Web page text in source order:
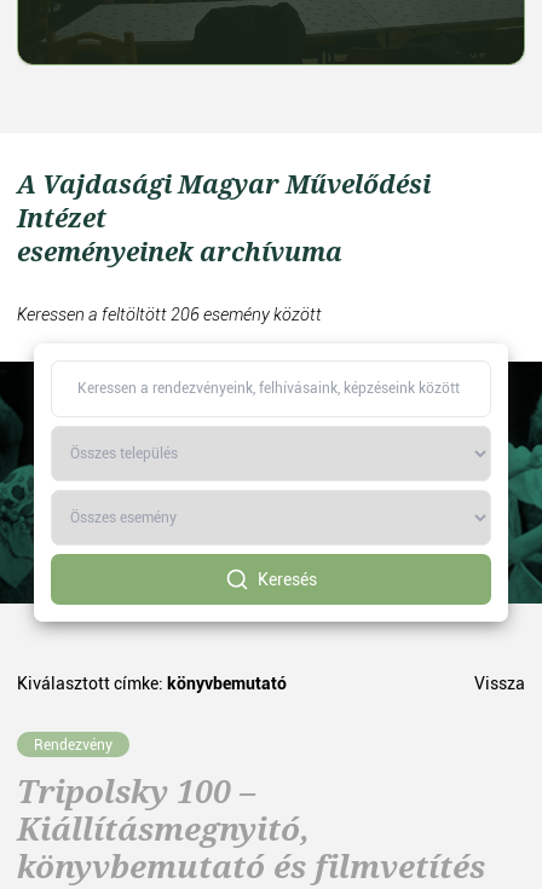
A Vajdasági Magyar Művelődési
Intézet
eseményeinek archívuma
Keressen a feltöltött 206 esemény között
Keresés
Kiválasztott címke: könyvbemutató Vissza
Rendezvény
Tripolsky 100 –
Kiállításmegnyitó,
könyvbemutató és filmvetítés